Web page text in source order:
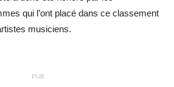
qui l’ont placé dans ce classement
musiciens.
PUB